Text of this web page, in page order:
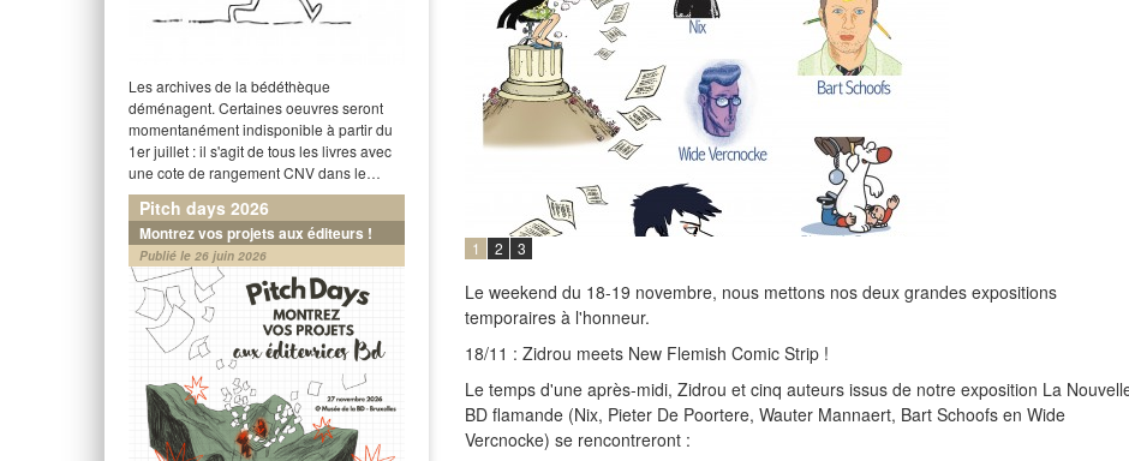
Les archives de la bédéthèque
déménagent. Certaines oeuvres seront
momentanément indisponible à partir du
1er juillet : il s'agit de tous les livres avec
une cote de rangement CNV dans le…
Pitch days 2026
Montrez vos projets aux éditeurs !
Publié le 26 juin 2026 1 2 3
Le weekend du 18-19 novembre, nous mettons nos deux grandes expositions
temporaires à l'honneur.
18/11 : Zidrou meets New Flemish Comic Strip !
Le temps d'une après-midi, Zidrou et cinq auteurs issus de notre exposition La
BD flamande (Nix, Pieter De Poortere, Wauter Mannaert, Bart Schoofs en Wide
Vercnocke) se rencontreront :